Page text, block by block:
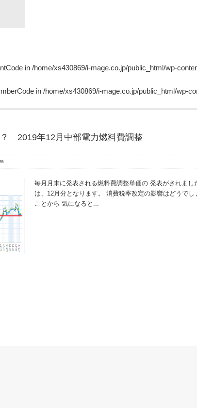
in /home/xs430869/i-mage.co.jp/public_html/wp-
in /home/xs430869/i-mage.co.jp/public_html/wp-
2019年12月中部電力燃料費調整
毎月月末に発表される燃料費調整単価の 発表がされま
は、12月分となります。 消費税率改定の影響はどうで
ことから 気になると...